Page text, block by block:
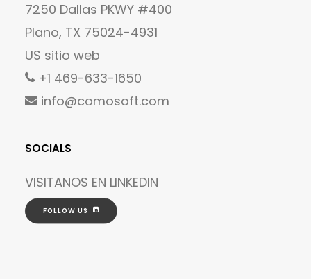
7250 Dallas PKWY #400
Plano, TX 75024-4931
US sitio web
+1 469-633-1650
info@comosoft.com
SOCIALS
VISITANOS EN LINKEDIN
FOLLOW US